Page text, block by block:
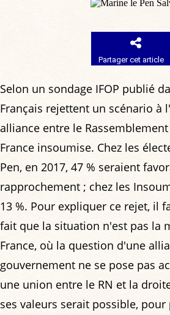
Partager cet article
Selon un sondage IFOP publié
Français rejettent un scénario à
alliance entre le
France insoumise. Chez les
Pen, en 2017, 47 % seraient
rapprochement ; chez les
13 %. Pour expliquer ce rejet, il
fait que la situation n'est pas la
France, où la question d'une
gouvernement ne se pose pas
une union entre le RN et la
ses valeurs serait possible,